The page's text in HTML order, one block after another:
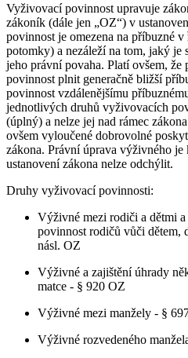
Vyživovací povinnost upravuje
zákoník (dále jen „OZ“) v
povinnost je omezena na příbuzné
potomky) a nezáleží na tom, jaký je
jeho právní povaha. Platí ovšem,
povinnost plnit generačně bližší
povinnost vzdálenějšímu
jednotlivých druhů vyživovacích
(úplný) a nelze jej nad rámec
ovšem vyloučené dobrovolné
zákona. Právní úprava výživného je
ustanovení zákona nelze odchýlit.
Druhy vyživovací povinnosti:
Výživné mezi rodiči a dětmi
povinnost rodičů vůči dětem,
násl. OZ
Výživné a zajištění úhrady
matce - § 920 OZ
Výživné mezi manžely - §
Výživné rozvedeného